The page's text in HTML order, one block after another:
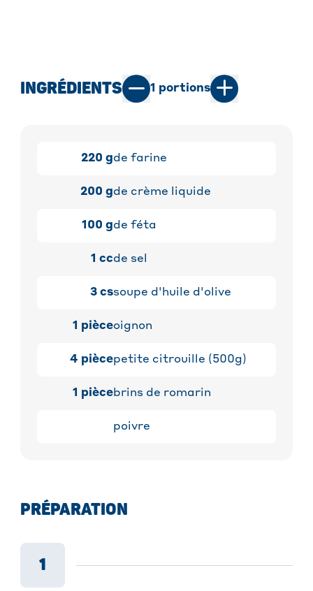
INGRÉDIENTS 1 portions
220 gde farine
200 gde crème liquide
100 gde féta
1 ccde sel
3 cssoupe d'huile d'olive
1 pièceoignon
4 piècepetite citrouille (500g)
1 piècebrins de romarin
poivre
PRÉPARATION
1